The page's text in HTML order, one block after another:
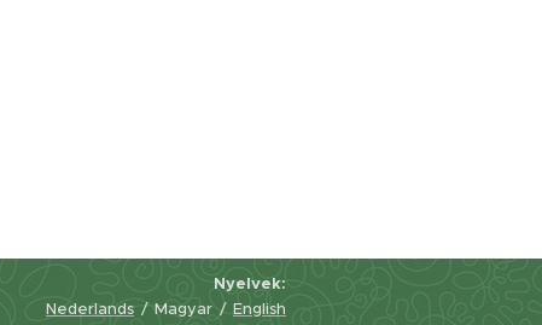
Nyelvek
Nederlands
Magyar English